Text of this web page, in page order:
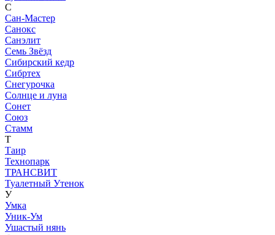
С
Сан-Мастер
Санокс
Санэлит
Семь Звёзд
Сибирский кедр
Сибртех
Снегурочка
Солнце и луна
Сонет
Союз
Стамм
Т
Таир
Технопарк
ТРАНСВИТ
Туалетный Утенок
У
Умка
Уник-Ум
Ушастый нянь